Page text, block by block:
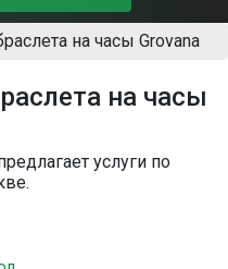
на часы Grovana
на часы
услуги по